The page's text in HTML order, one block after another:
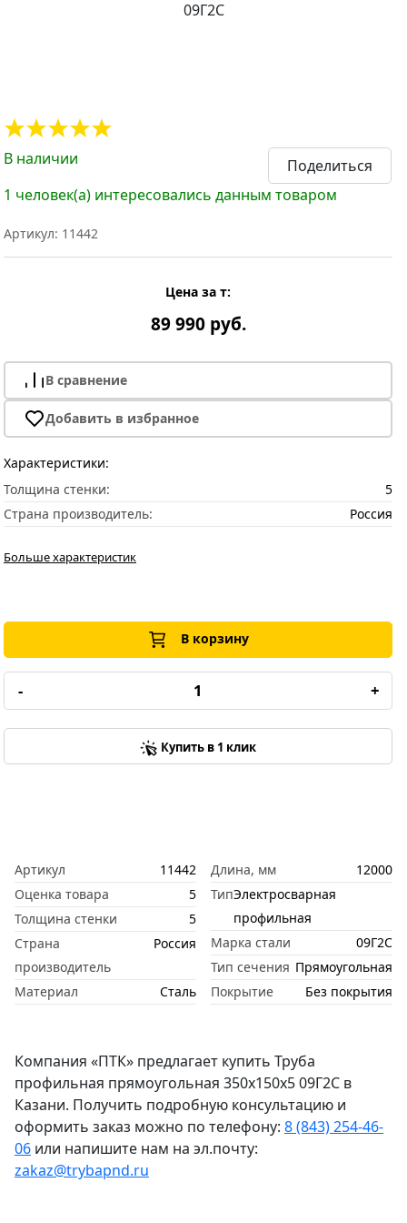
В наличии
Поделиться
1 человек(а) интересовались данным товаром
Артикул: 11442
Цена за т:
89 990 руб.
В сравнение
Добавить в избранное
Характеристики:
Толщина стенки:
5
Страна производитель:
Россия
Больше характеристик
В корзину
- +
Купить в 1 клик
Артикул
11442
Оценка товара
5
Толщина стенки
5
Страна
производитель
Россия
Материал Сталь
Длина, мм
12000
ТипЭлектросварная
профильная
Марка стали
09Г2С
Тип сечения Прямоугольная
Покрытие
Без покрытия
Компания «ПТК» предлагает купить Труба
профильная прямоугольная 350х150х5 09Г2С в
Казани. Получить подробную консультацию и
оформить заказ можно по телефону: 8 (843) 254-46-
06 или напишите нам на эл.почту:
zakaz@trybapnd.ru